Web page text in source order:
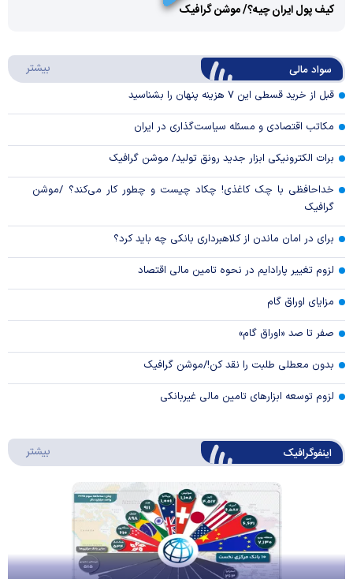
Video
کیف پول ایران چیه؟/ موشن گرافیک
سواد مالی بیشتر
قبل از خرید قسطی این ۷ هزینه پنهان را بشناسید
مکاتب اقتصادی و مسئله سیاست‌گذاری در ایران
برات الکترونیکی ابزار جدید رونق تولید/ موشن گرافیک
خداحافظی با چک کاغذی! چکاد چیست و چطور کار می‌کند؟ /موشن
گرافیک
برای در امان ماندن از کلاهبرداری بانکی چه باید کرد؟
لزوم تغییر پارادایم در نحوه تامین مالی اقتصاد
مزایای اوراق گام
صفر تا صد «اوراق گام»
بدون معطلی طلبت را نقد کن!/موشن گرافیک
لزوم توسعه ابزارهای تامین مالی غیربانکی
اینفوگرافیک بیشتر